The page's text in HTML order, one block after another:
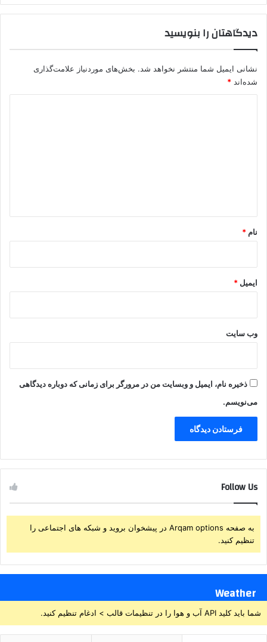
دیدگاهتان را بنویسید
نشانی ایمیل شما منتشر نخواهد شد. بخش‌های موردنیاز علامت‌گذاری
شده‌اند *
نام *
ایمیل *
وب‌ سایت
ذخیره نام، ایمیل و وبسایت من در مرورگر برای زمانی که دوباره دیدگاهی
می‌نویسم.
Follow Us
به صفحه Arqam options در پیشخوان بروید و شبکه های اجتماعی را
تنظیم کنید.
Weather
شما باید کلید API آب و هوا را در تنظیمات قالب > ادغام تنظیم کنید.